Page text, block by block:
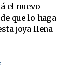
el nuevo
que lo haga
joya llena